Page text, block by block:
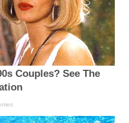
Couples? See The